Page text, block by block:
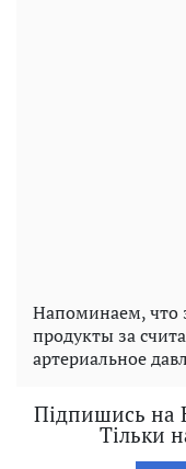
Напоминаем, что
продукты за
артериальное
Підпишись на
Тільки